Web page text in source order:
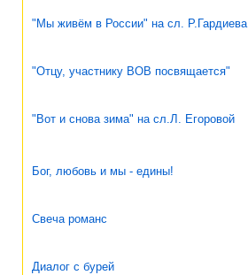
"Мы живём в России" на сл. Р.Гардиева
"Отцу, участнику ВОВ посвящается"
"Вот и снова зима" на сл.Л. Егоровой
Бог, любовь и мы - едины!
Свеча романс
Диалог с бурей